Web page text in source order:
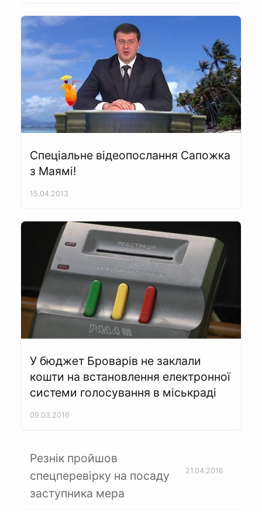
Спеціальне відеопослання Сапожка
з Маямі!
15.04.2013
У бюджет Броварів не заклали
кошти на встановлення електронної
системи голосування в міськраді
09.03.2016
Резнік пройшов
спецперевірку на посаду
заступника мера
21.04.2016